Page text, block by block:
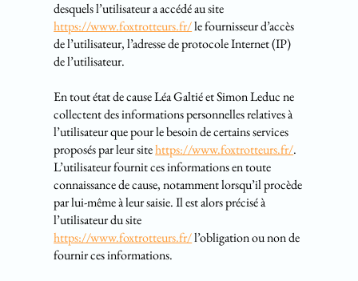
desquels l’utilisateur a accédé au site
https://www.foxtrotteurs.fr/le fournisseur d’accès
de l’utilisateur, l’adresse de protocole Internet (IP)
de l’utilisateur.
En tout état de cause Léa Galtié et Simon Leduc ne
collectent des informations personnelles relatives à
l’utilisateur que pour le besoin de certains services
proposés par leur sitehttps://www.foxtrotteurs.fr/.
L’utilisateur fournit ces informations en toute
connaissance de cause, notamment lorsqu’il procède
par lui-même à leur saisie. Il est alors précisé à
l’utilisateur du site
https://www.foxtrotteurs.fr/l’obligation ou non de
fournir ces informations.